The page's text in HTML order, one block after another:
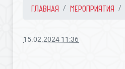
ГЛАВНАЯ МЕРОПРИЯТИЯ
15.02.2024 11:36